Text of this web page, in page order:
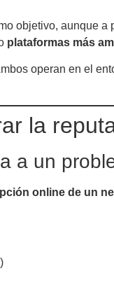
objetivo, aunque
plataformas más
operan en el
la
a un
online de un